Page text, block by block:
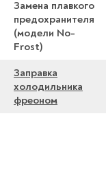
Замена плавкого
предохранителя
(модели No-
Frost)
Заправка
холодильника
фреоном